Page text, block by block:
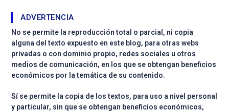
ADVERTENCIA
No se permite la reproducción total o parcial, ni copia
alguna del texto expuesto en este blog, para otras webs
privadas o con dominio propio, redes sociales u otros
medios de comunicación, en los que se obtengan beneficios
económicos por la temática de su contenido.
Sí se permite la copia de los textos, para uso a nivel personal
y particular, sin que se obtengan beneficios económicos,